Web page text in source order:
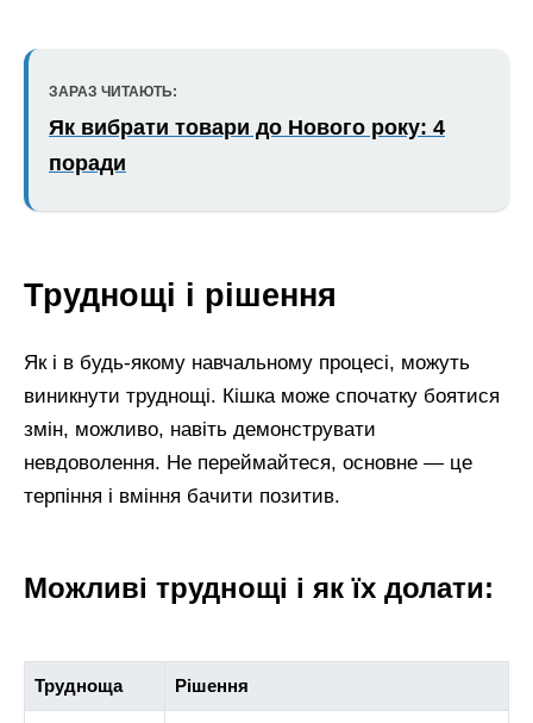
ЗАРАЗ ЧИТАЮТЬ:
Як вибрати товари до Нового року: 4
поради
Труднощі і рішення
Як і в будь-якому навчальному процесі, можуть
виникнути труднощі. Кішка може спочатку боятися
змін, можливо, навіть демонструвати
невдоволення. Не переймайтеся, основне — це
терпіння і вміння бачити позитив.
Можливі труднощі і як їх долати:
Трудноща Рішення